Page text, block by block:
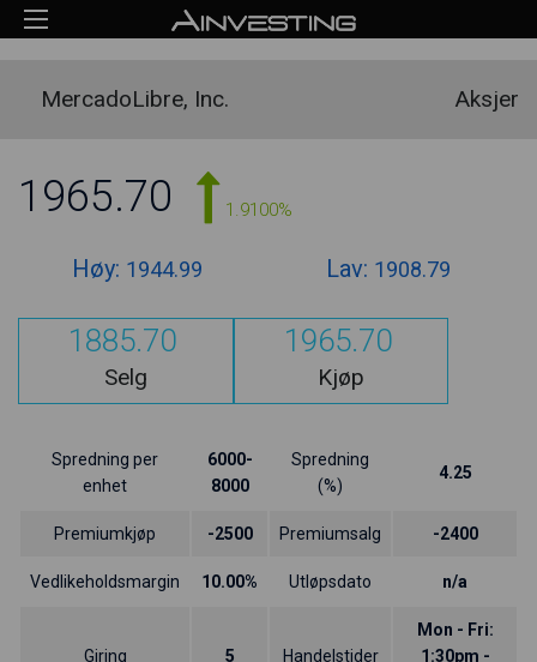
MercadoLibre, Inc. Aksjer
1965.70 1.9100%
Høy: 1944.99 Lav: 1908.79
1885.70
Selg
1965.70
Kjøp
Spredning per
enhet
6000-
8000
Spredning
(%)
4.25
Premiumkjøp -2500 Premiumsalg -2400
Vedlikeholdsmargin 10.00% Utløpsdato n/a
Giring 5 Handelstider
Mon - Fri:
1:30pm -